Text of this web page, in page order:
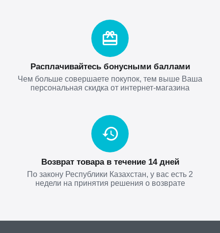
Расплачивайтесь бонусными баллами
Чем больше совершаете покупок, тем выше Ваша
персональная скидка от интернет-магазина
Возврат товара в течение 14 дней
По закону Республики Казахстан, у вас есть 2
недели на принятия решения о возврате